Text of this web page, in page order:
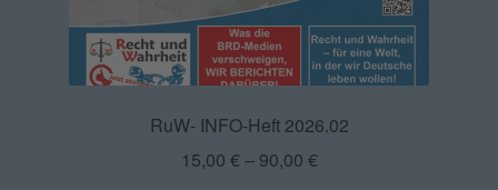
RuW- INFO-Heft 2026.02
15,00 €– 90,00 €